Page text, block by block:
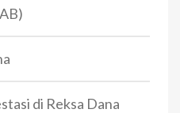
di Reksa Dana